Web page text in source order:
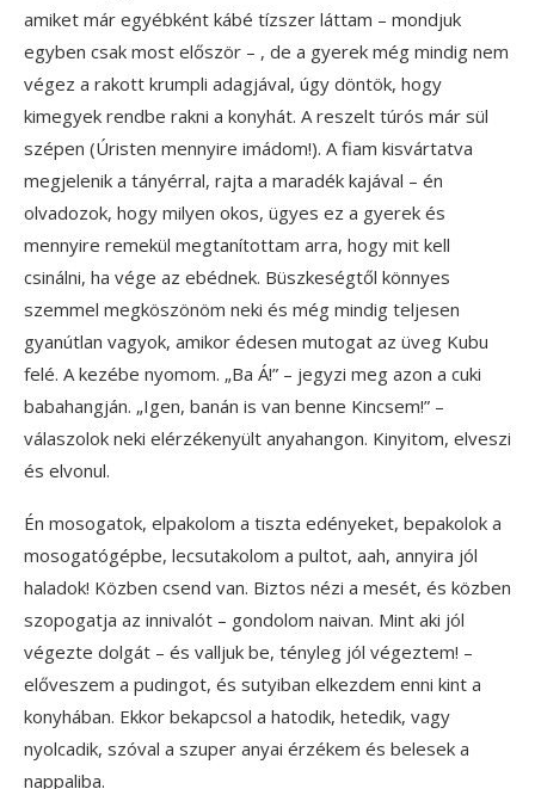
amiket már egyébként kábé tízszer láttam – mondjuk
egyben csak most először – , de a gyerek még mindig nem
végez a rakott krumpli adagjával, úgy döntök, hogy
kimegyek rendbe rakni a konyhát. A reszelt túrós már sül
szépen (Úristen mennyire imádom!). A fiam kisvártatva
megjelenik a tányérral, rajta a maradék kajával – én
olvadozok, hogy milyen okos, ügyes ez a gyerek és
mennyire remekül megtanítottam arra, hogy mit kell
csinálni, ha vége az ebédnek. Büszkeségtől könnyes
szemmel megköszönöm neki és még mindig teljesen
gyanútlan vagyok, amikor édesen mutogat az üveg Kubu
felé. A kezébe nyomom. „Ba Á!” – jegyzi meg azon a cuki
babahangján. „Igen, banán is van benne Kincsem!” –
válaszolok neki elérzékenyült anyahangon. Kinyitom, elveszi
és elvonul.
Én mosogatok, elpakolom a tiszta edényeket, bepakolok a
mosogatógépbe, lecsutakolom a pultot, aah, annyira jól
haladok! Közben csend van. Biztos nézi a mesét, és közben
szopogatja az innivalót – gondolom naivan. Mint aki jól
végezte dolgát – és valljuk be, tényleg jól végeztem! –
előveszem a pudingot, és sutyiban elkezdem enni kint a
konyhában. Ekkor bekapcsol a hatodik, hetedik, vagy
nyolcadik, szóval a szuper anyai érzékem és belesek a
nappaliba.